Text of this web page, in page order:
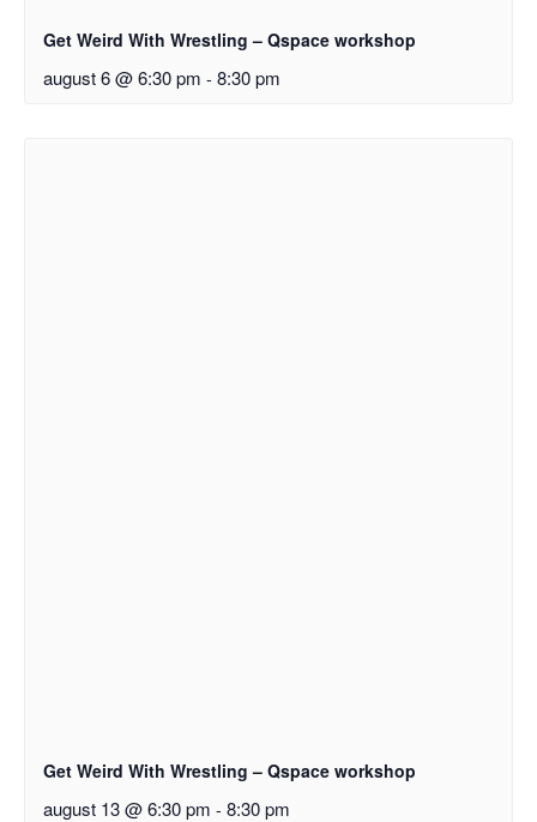
Get Weird With Wrestling – Qspace workshop
august 6 @ 6:30 pm - 8:30 pm
Get Weird With Wrestling – Qspace workshop
august 13 @ 6:30 pm - 8:30 pm